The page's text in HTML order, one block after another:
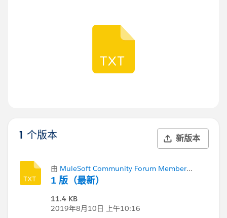
1 个版本 新版本
由 MuleSoft Community Forum Member
(Inactive)添加
1 版（最新）
11.4 KB
2019年8月10日 上午10:16